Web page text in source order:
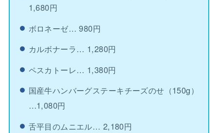
1,680円
ボロネーゼ… 980円
カルボナーラ… 1,280円
ペスカトーレ… 1,380円
国産牛ハンバーグステーキチーズのせ（150g）
…1,080円
舌平目のムニエル… 2,180円